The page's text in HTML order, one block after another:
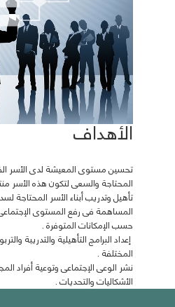
الأهداف
تحسين مستوى المعيشة لدى الأسر
المحتاجة والسعى لتكون هذه الأسر
تأهيل وتدريب أبناء الأسر المحتاجة
المساهمة فى رفع المستوى
حسب الإمكانات المتوفرة .
إعداد البرامج التأهيلية والتدريبة
المختلفة .
نشر الوعى الإجتماعى وتوعية أفراد
الأشكاليات والتحديات .